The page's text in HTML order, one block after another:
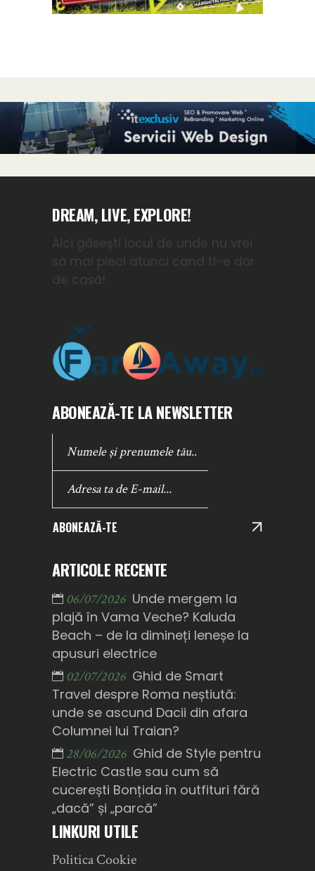
DREAM, LIVE, EXPLORE!
Aici găsești locul de unde nu vrei
să mai pleci atunci cand ti-e dor
de casă!
ABONEAZĂ-TE LA NEWSLETTER
ABONEAZĂ-TE
ARTICOLE RECENTE
06/07/2026 Unde mergem la
plajă în Vama Veche? Kaluda
Beach – de la dimineți leneșe la
apusuri electrice
02/07/2026 Ghid de Smart
Travel despre Roma neștiută:
unde se ascund Dacii din afara
Columnei lui Traian?
28/06/2026 Ghid de Style pentru
Electric Castle sau cum să
cucerești Bonțida în outfituri fără
„dacă” și „parcă”
LINKURI UTILE
Politica Cookie